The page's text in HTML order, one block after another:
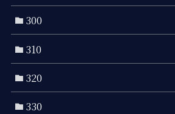
300
310
320
330